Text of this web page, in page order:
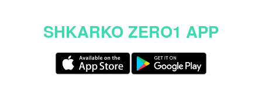
SHKARKO ZERO1 APP